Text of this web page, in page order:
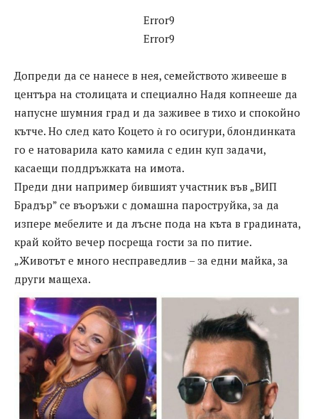
Error9
Error9
Допреди да се нанесе в нея, семейството живееше в
центъра на столицата и специално Надя копнееше да
напусне шумния град и да заживее в тихо и спокойно
кътче. Но след като Коцето ѝ го осигури, блондинката
го е натоварила като камила с един куп задачи,
касаещи поддръжката на имота.
Преди дни например бившият участник във „ВИП
Брадър” се въоръжи с домашна пароструйка, за да
изпере мебелите и да лъсне пода на къта в градината,
край който вечер посреща гости за по питие.
„Животът е много несправедлив – за едни майка, за
други мащеха.